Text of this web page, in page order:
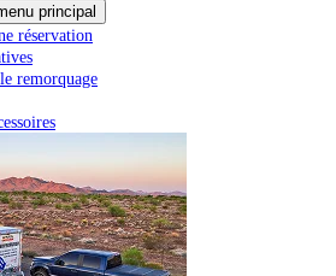
principal
réservation
remorquage